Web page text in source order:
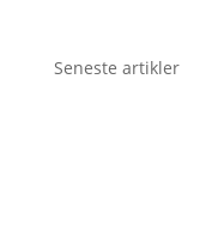
Seneste artikler